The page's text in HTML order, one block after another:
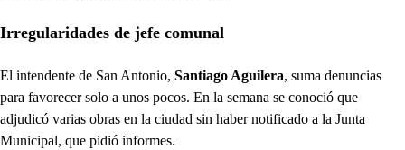
Irregularidades de jefe comunal
El intendente de San Antonio, Santiago Aguilera, suma denuncias
para favorecer solo a unos pocos. En la semana se conoció que
adjudicó varias obras en la ciudad sin haber notificado a la Junta
Municipal, que pidió informes.